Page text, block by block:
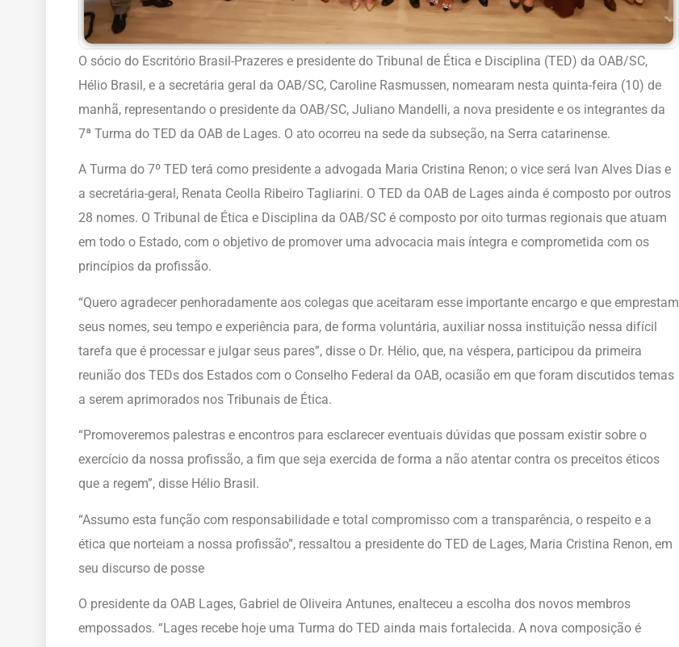
O sócio do Escritório Brasil-Prazeres e presidente do Tribunal de Ética e Disciplina (TED) da OAB/SC,
Hélio Brasil, e a secretária geral da OAB/SC, Caroline Rasmussen, nomearam nesta quinta-feira (10) de
manhã, representando o presidente da OAB/SC, Juliano Mandelli, a nova presidente e os integrantes da
7ª Turma do TED da OAB de Lages. O ato ocorreu na sede da subseção, na Serra catarinense.
A Turma do 7º TED terá como presidente a advogada Maria Cristina Renon; o vice será Ivan Alves Dias e
a secretária-geral, Renata Ceolla Ribeiro Tagliarini. O TED da OAB de Lages ainda é composto por outros
28 nomes. O Tribunal de Ética e Disciplina da OAB/SC é composto por oito turmas regionais que atuam
em todo o Estado, com o objetivo de promover uma advocacia mais íntegra e comprometida com os
princípios da profissão.
“Quero agradecer penhoradamente aos colegas que aceitaram esse importante encargo e que emprestam
seus nomes, seu tempo e experiência para, de forma voluntária, auxiliar nossa instituição nessa difícil
tarefa que é processar e julgar seus pares”, disse o Dr. Hélio, que, na véspera, participou da primeira
reunião dos TEDs dos Estados com o Conselho Federal da OAB, ocasião em que foram discutidos temas
a serem aprimorados nos Tribunais de Ética.
“Promoveremos palestras e encontros para esclarecer eventuais dúvidas que possam existir sobre o
exercício da nossa profissão, a fim que seja exercida de forma a não atentar contra os preceitos éticos
que a regem”, disse Hélio Brasil.
“Assumo esta função com responsabilidade e total compromisso com a transparência, o respeito e a
ética que norteiam a nossa profissão”, ressaltou a presidente do TED de Lages, Maria Cristina Renon, em
seu discurso de posse
O presidente da OAB Lages, Gabriel de Oliveira Antunes, enalteceu a escolha dos novos membros
empossados. “Lages recebe hoje uma Turma do TED ainda mais fortalecida. A nova composição é